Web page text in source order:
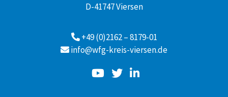
D-41747 Viersen
+49 (0)2162 – 8179-01
info@wfg-kreis-viersen.de